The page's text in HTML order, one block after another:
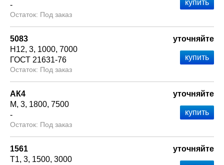
-
Под заказ
5083
Н12 3 1000 7000
ГОСТ 21631-76
Под заказ
уточняйте
АК4
М 3 1800 7500
-
Под заказ
уточняйте
1561
Т1 3 1500 3000
уточняйте